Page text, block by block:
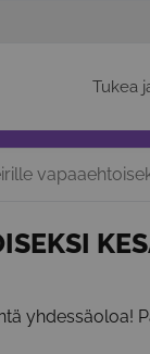
Tukea
yhdessäoloa!